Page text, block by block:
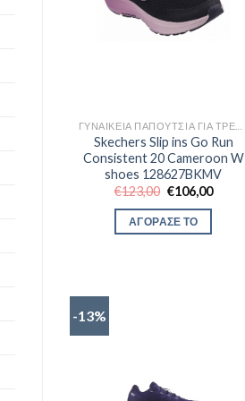
Skechers Slip ins Go Run
Consistent 20 Cameroon W
shoes 128627BKMV
€123,00 Original
was:
€123,00.
€106,00Η
ΑΓΟΡΑΣΕ ΤΟ
-13%